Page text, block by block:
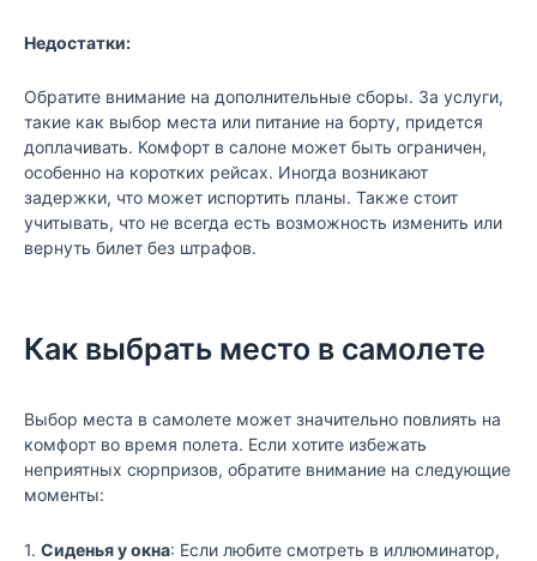
Недостатки:
Обратите внимание на дополнительные сборы. За услуги,
такие как выбор места или питание на борту, придется
доплачивать. Комфорт в салоне может быть ограничен,
особенно на коротких рейсах. Иногда возникают
задержки, что может испортить планы. Также стоит
учитывать, что не всегда есть возможность изменить или
вернуть билет без штрафов.
Как выбрать место в самолете
Выбор места в самолете может значительно повлиять на
комфорт во время полета. Если хотите избежать
неприятных сюрпризов, обратите внимание на следующие
моменты:
1. Сиденья у окна: Если любите смотреть в иллюминатор,